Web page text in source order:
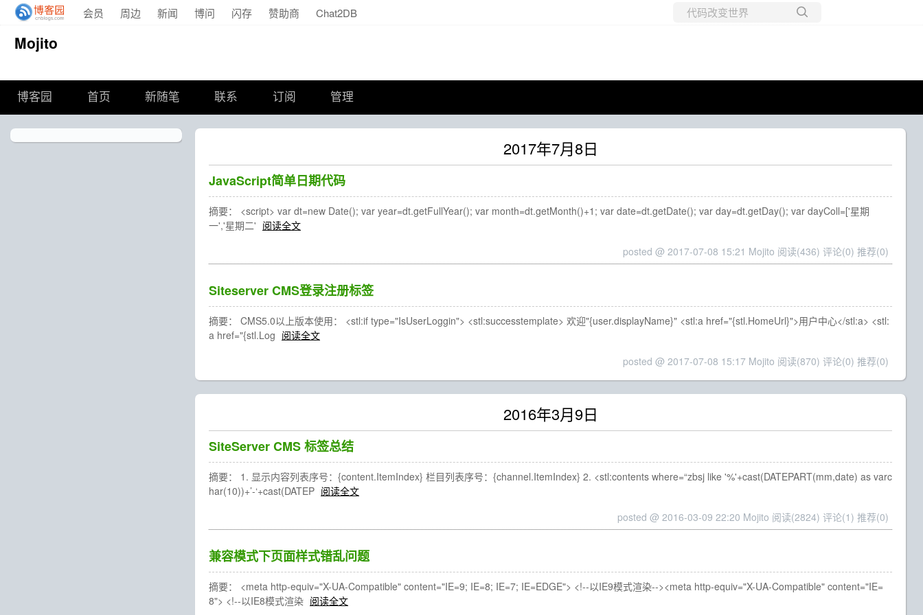
会员 周边 新闻 博问 闪存 赞助商 Chat2DB
Mojito
博客园 首页 新随笔 联系 订阅 管理
2017年7月8日
JavaScript简单日期代码
摘要： <script> var dt=new Date(); var year=dt.getFullYear(); var month=dt.getMonth()+1; var date=dt.getDate(); var day=dt.getDay(); var dayColl=['星期
一','星期二' 阅读全文
posted @ 2017-07-08 15:21 Mojito 阅读(436) 评论(0) 推荐(0)
Siteserver CMS登录注册标签
摘要： CMS5.0以上版本使用： <stl:if type="IsUserLoggin"> <stl:successtemplate> 欢迎"{user.displayName}" <stl:a href="{stl.HomeUrl}">用户中心</stl:a> <stl:
a href="{stl.Log 阅读全文
posted @ 2017-07-08 15:17 Mojito 阅读(870) 评论(0) 推荐(0)
2016年3月9日
SiteServer CMS 标签总结
摘要： 1. 显示内容列表序号：{content.ItemIndex} 栏目列表序号：{channel.ItemIndex} 2. <stl:contents where=“zbsj like '%'+cast(DATEPART(mm,date) as varc
har(10))+’-‘+cast(DATEP 阅读全文
posted @ 2016-03-09 22:20 Mojito 阅读(2824) 评论(1) 推荐(0)
兼容模式下页面样式错乱问题
摘要： <meta http-equiv="X-UA-Compatible" content="IE=9; IE=8; IE=7; IE=EDGE"> <!--以IE9模式渲染--><meta http-equiv="X-UA-Compatible" content="IE=
8"> <!--以IE8模式渲染 阅读全文